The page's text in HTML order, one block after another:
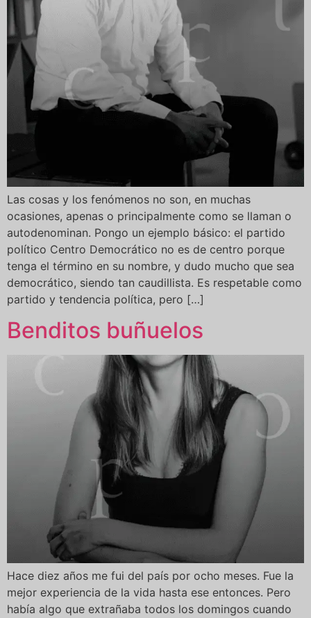
Las cosas y los fenómenos no son, en muchas
ocasiones, apenas o principalmente como se llaman o
autodenominan. Pongo un ejemplo básico: el partido
político Centro Democrático no es de centro porque
tenga el término en su nombre, y dudo mucho que sea
democrático, siendo tan caudillista. Es respetable como
partido y tendencia política, pero […]
Benditos buñuelos
Hace diez años me fui del país por ocho meses. Fue la
mejor experiencia de la vida hasta ese entonces. Pero
había algo que extrañaba todos los domingos cuando